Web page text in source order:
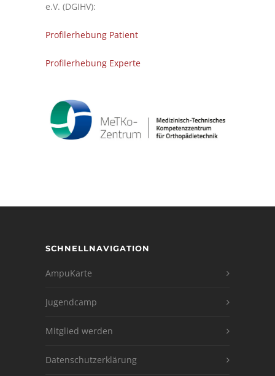
e.V. (DGIHV):
Profilerhebung Patient
Profilerhebung Experte
SCHNELLNAVIGATION
AmpuKarte
Jugendcamp
Mitglied werden
Datenschutzerklärung